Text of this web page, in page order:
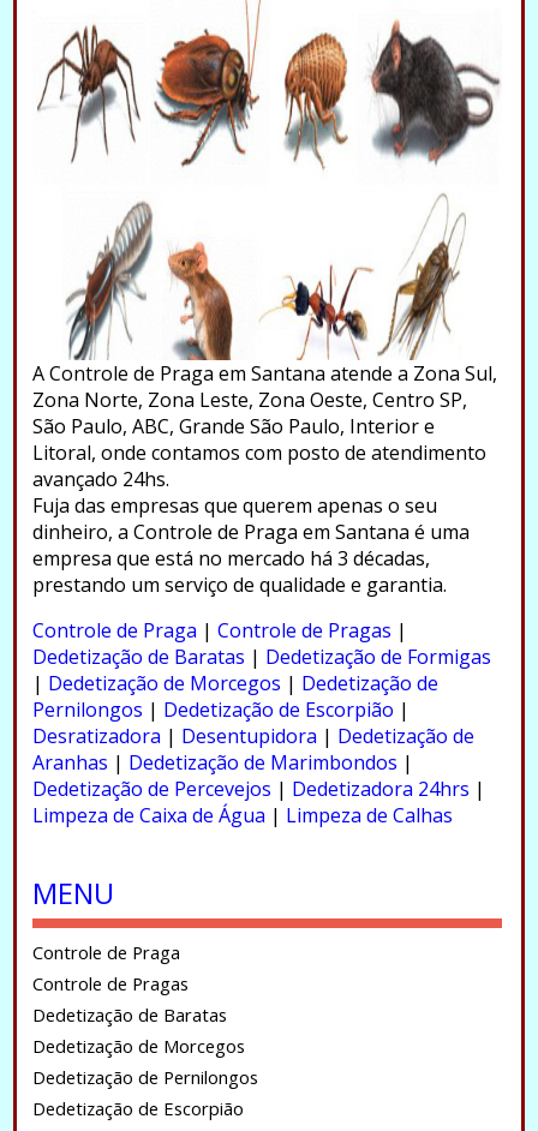
A Controle de Praga em Santana atende a Zona Sul,
Zona Norte, Zona Leste, Zona Oeste, Centro SP,
São Paulo, ABC, Grande São Paulo, Interior e
Litoral, onde contamos com posto de atendimento
avançado 24hs.
Fuja das empresas que querem apenas o seu
dinheiro, a Controle de Praga em Santana é uma
empresa que está no mercado há 3 décadas,
prestando um serviço de qualidade e garantia.
Controle de Praga | Controle de Pragas |
Dedetização de Baratas | Dedetização de Formigas
| Dedetização de Morcegos | Dedetização de
Pernilongos | Dedetização de Escorpião |
Desratizadora | Desentupidora | Dedetização de
Aranhas | Dedetização de Marimbondos |
Dedetização de Percevejos | Dedetizadora 24hrs |
Limpeza de Caixa de Água | Limpeza de Calhas
MENU
Controle de Praga
Controle de Pragas
Dedetização de Baratas
Dedetização de Morcegos
Dedetização de Pernilongos
Dedetização de Escorpião